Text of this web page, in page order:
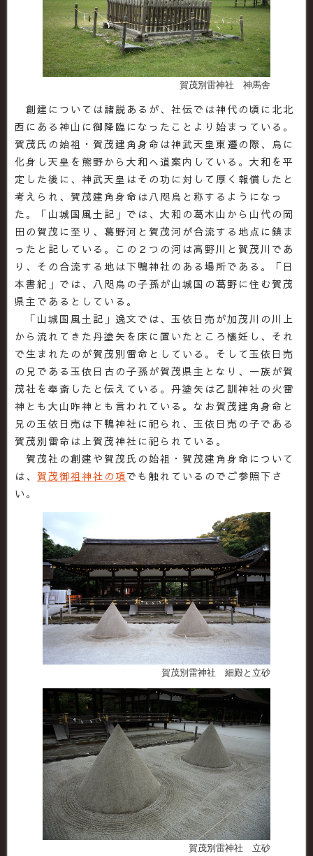
賀茂別雷神社 神馬舎
創建については諸説あるが、社伝では神代の頃に北北
西にある神山に御降臨になったことより始まっている。
賀茂氏の始祖・賀茂建角身命は神武天皇東遷の際、烏に
化身し天皇を熊野から大和へ道案内している。大和を平
定した後に、神武天皇はその功に対して厚く報償したと
考えられ、賀茂建角身命は八咫烏と称するようになっ
た。「山城国風土記」では、大和の葛木山から山代の岡
田の賀茂に至り、葛野河と賀茂河が合流する地点に鎮ま
ったと記している。この２つの河は高野川と賀茂川であ
り、その合流する地は下鴨神社のある場所である。「日
本書紀」では、八咫烏の子孫が山城国の葛野に住む賀茂
県主であるとしている。
「山城国風土記」逸文では、玉依日売が加茂川の川上
から流れてきた丹塗矢を床に置いたところ懐妊し、それ
で生まれたのが賀茂別雷命としている。そして玉依日売
の兄である玉依日古の子孫が賀茂県主となり、一族が賀
茂社を奉斎したと伝えている。丹塗矢は乙訓神社の火雷
神とも大山咋神とも言われている。なお賀茂建角身命と
兄の玉依日売は下鴨神社に祀られ、玉依日売の子である
賀茂別雷命は上賀茂神社に祀られている。
賀茂社の創建や賀茂氏の始祖・賀茂建角身命について
は、 賀茂御祖神社の項でも触れているのでご参照下さ
い。
賀茂別雷神社 細殿と立砂
賀茂別雷神社 立砂